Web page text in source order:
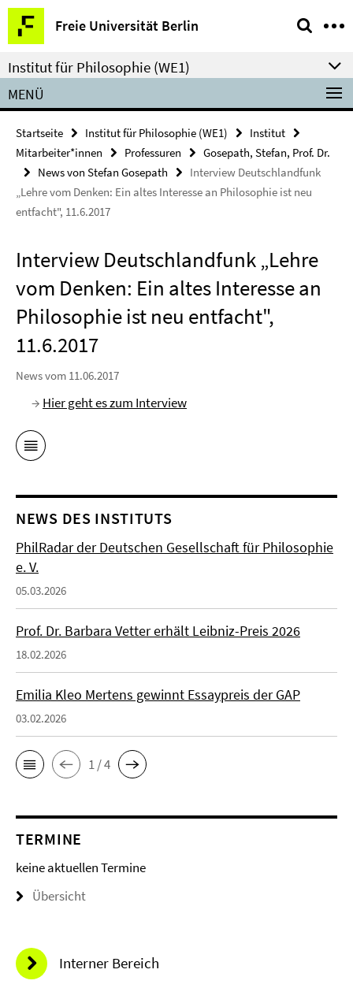
Springe
direkt
zu
Inhalt
Freie Universität Berlin
Service-
Navigation
Institut für Philosophie (WE1)
MENÜ
Startseite Institut für Philosophie (WE1)
Institut
Mitarbeiter*innen
Professuren
Gosepath, Stefan, Prof. Dr.
News von Stefan Gosepath
Interview Deutschlandfunk
„Lehre vom Denken: Ein altes Interesse an Philosophie ist neu
entfacht", 11.6.2017
Interview Deutschlandfunk „Lehre
vom Denken: Ein altes Interesse an
Philosophie ist neu entfacht",
11.6.2017
News vom 11.06.2017
→ Hier geht es zum Interview
NEWS DES INSTITUTS
PhilRadar der Deutschen Gesellschaft für Philosophie
e. V.
05.03.2026
Prof. Dr. Barbara Vetter erhält Leibniz-Preis 2026
18.02.2026
Emilia Kleo Mertens gewinnt Essaypreis der GAP
03.02.2026
1 / 4
TERMINE
keine aktuellen Termine
Übersicht
Interner Bereich